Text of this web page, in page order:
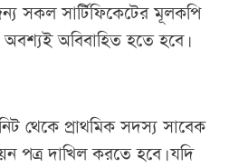
সকল সার্টিফিকেটের মূলকপি
অবশ্যই অবিবাহিত হতে হবে।
থেকে প্রাথমিক সদস্য সাবেক
পত্র দাখিল করতে হবে। যদি